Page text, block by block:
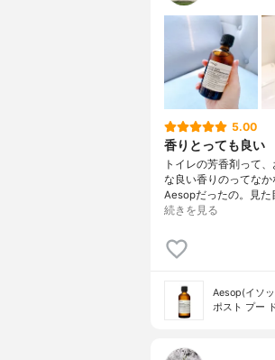
5.00
香りとっても良い
トイレの芳香剤って
な良い香りのってな
Aesopだったの。見
続きを見る
Aesop(イソ
ポスト プー